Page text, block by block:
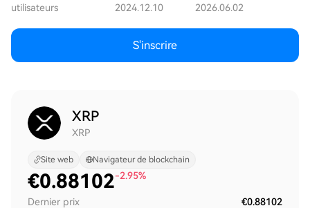
utilisateurs
2024.12.10
2026.06.02
S'inscrire
XRP
XRP
Site web Navigateur de blockchain
€0.88102-2.95%
Dernier prix
€0.88102